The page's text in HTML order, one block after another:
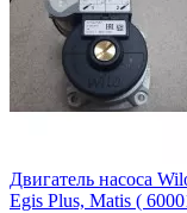
Двигатель насоса
Egis Plus, Matis (